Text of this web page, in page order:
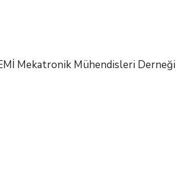
Mekatronik Mühendisleri Derneği